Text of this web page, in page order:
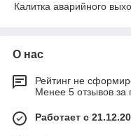
Калитка аварийного
О нас
Рейтинг не
Менее 5 отзывов за
Работает с